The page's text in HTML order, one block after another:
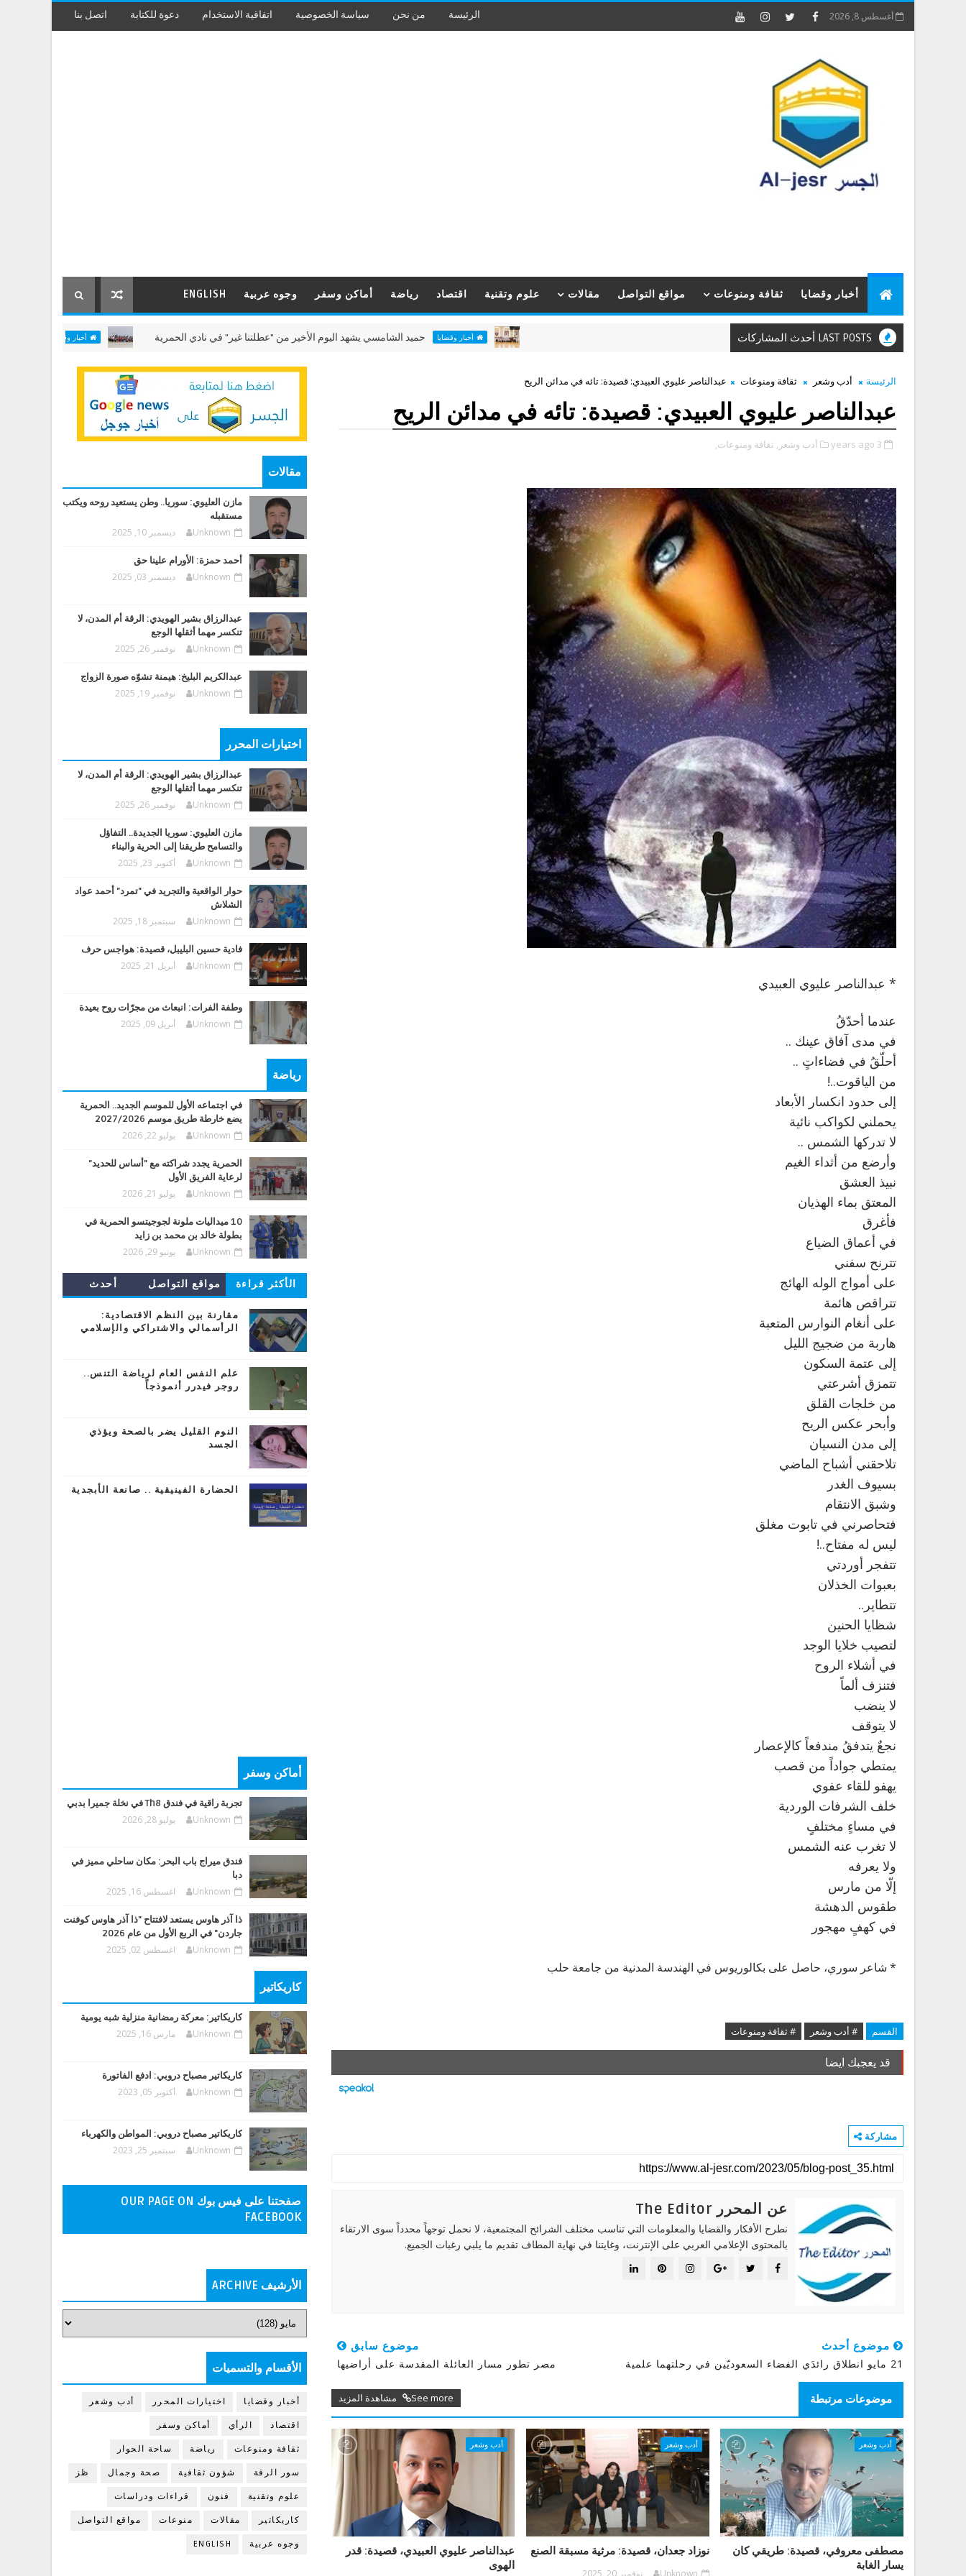
أغسطس 8, 2026 الرئيسة من نحن سياسة الخصوصية اتفاقية الاستخدام دعوة للكتابة اتصل بنا
أخبار وقضايا ثقافة ومنوعات مواقع التواصل مقالات علوم وتقنية اقتصاد رياضة أماكن وسفر وجوه عربية ENGLISH
LAST POSTS أحدث المشاركات أخبار وقضايا حميد الشامسي يشهد اليوم الأخير من "عطلتنا غير" في نادي الحمرية أخبار وقضايا مختبر "الألعاب
الرئيسة أدب وشعر ثقافة ومنوعات عبدالناصر عليوي العبيدي: قصيدة: تائه في مدائن الريح
عبدالناصر عليوي العبيدي: قصيدة: تائه في مدائن الريح
3 years ago أدب وشعر, ثقافة ومنوعات,
* عبدالناصر عليوي العبيدي
عندما أحدّقُ
في مدى آفاق عينك ..
أحلّقُ في فضاءاتٍ ..
من الياقوت..!
إلى حدود انكسار الأبعاد
يحملني لكواكب نائية
لا تدركها الشمس ..
وأرضع من أثداء الغيم
نبيذ العشق
المعتق بماء الهذيان
فأغرق
في أعماق الضياع
تترنح سفني
على أمواج الوله الهائج
تتراقص هائمة
على أنغام النوارس المتعبة
هاربة من ضجيج الليل
إلى عتمة السكون
تتمزق أشرعتي
من خلجات القلق
وأبحر عكس الريح
إلى مدن النسيان
تلاحقني أشباح الماضي
بسيوف الغدر
وشبق الانتقام
فتحاصرني في تابوت مغلق
ليس له مفتاح..!
تتفجر أوردتي
بعبوات الخذلان
تتطاير..
شظايا الحنين
لتصيب خلايا الوجد
في أشلاء الروح
فتنزف ألماً
لا ينضب
لا يتوقف
نجعٌ يتدفقُ مندفعاً كالإعصار
يمتطي جواداً من قصب
يهفو للقاء عفوي
خلف الشرفات الوردية
في مساءٍ مختلفٍ
لا تغرب عنه الشمس
ولا يعرفه
إلّا من مارس
طقوس الدهشة
في كهفٍ مهجور
* شاعر سوري، حاصل على بكالوريوس في الهندسة المدنية من جامعة حلب
القسم # أدب وشعر # ثقافة ومنوعات
قد يعجبك ايضا
مشاركة
عن المحرر The Editor
نطرح الأفكار والقضايا والمعلومات التي تناسب مختلف الشرائح المجتمعية، لا نحمل توجهاً محدداً سوى الارتقاء
بالمحتوى الإعلامي العربي على الإنترنت، وغايتنا في نهاية المطاف تقديم ما يلبي رغبات الجميع.
موضوع أحدث
21 مايو انطلاق رائدَي الفضاء السعوديّين في رحلتهما علمية
موضوع سابق
مصر تطور مسار العائلة المقدسة على أراضيها
موضوعات مرتبطة See more مشاهدة المزيد
أدب وشعر
مصطفى معروفي، قصيدة: طريقي كان
يسار الغابة
أدب وشعر
نوزاد جعدان، قصيدة: مرثية مسبقة الصنع
Unknown نوفمبر 20, 2025
أدب وشعر
عبدالناصر عليوي العبيدي، قصيدة: قدر
الهوى
مقالات
مازن العليوي: سوريا.. وطن يستعيد روحه ويكتب
مستقبله
Unknown ديسمبر 10, 2025
أحمد حمزة: الأورام علينا حق
Unknown ديسمبر 03, 2025
عبدالرزاق بشير الهويدي: الرقة أم المدن، لا
تنكسر مهما أثقلها الوجع
Unknown نوفمبر 26, 2025
عبدالكريم البليخ: هيمنة تشوّه صورة الزواج
Unknown نوفمبر 19, 2025
اختيارات المحرر
عبدالرزاق بشير الهويدي: الرقة أم المدن، لا
تنكسر مهما أثقلها الوجع
Unknown نوفمبر 26, 2025
مازن العليوي: سوريا الجديدة.. التفاؤل
والتسامح طريقنا إلى الحرية والبناء
Unknown أكتوبر 23, 2025
حوار الواقعية والتجريد في "تمرد" أحمد عواد
الشلاش
Unknown سبتمبر 18, 2025
فادية حسين البليبل، قصيدة: هواجس حرف
Unknown أبريل 21, 2025
وطفة الفرات: انبعاث من مجرّات روح بعيدة
Unknown أبريل 09, 2025
رياضة
في اجتماعه الأول للموسم الجديد.. الحمرية
يضع خارطة طريق موسم 2027/2026
Unknown يوليو 22, 2026
الحمرية يجدد شراكته مع "أساس للحديد"
لرعاية الفريق الأول
Unknown يوليو 21, 2026
10 ميداليات ملونة لجوجيتسو الحمرية في
بطولة خالد بن محمد بن زايد
Unknown يونيو 29, 2026
الأكثر قراءة مواقع التواصل
أحدث
مقارنة بين النظم الاقتصادية:
الرأسمالي والاشتراكي والإسلامي
علم النفس العام لرياضة التنس..
روجر فيدرر أنموذجاً
النوم القليل يضر بالصحة ويؤذي
الجسد
الحضارة الفينيقية .. صانعة الأبجدية
أماكن وسفر
تجربة راقية في فندق Th8 في نخلة جميرا بدبي
Unknown يوليو 28, 2026
فندق ميراج باب البحر: مكان ساحلي مميز في
دبا
Unknown اغسطس 16, 2025
ذا آذر هاوس يستعد لافتتاح "ذا آذر هاوس كوفنت
جاردن" في الربع الأول من عام 2026
Unknown اغسطس 02, 2025
كاريكاتير
كاريكاتير: معركة رمضانية منزلية شبه يومية
Unknown مارس 16, 2025
كاريكاتير مصباح دروبي: ادفع الفاتورة
Unknown أكتوبر 05, 2023
كاريكاتير مصباح دروبي: المواطن والكهرباء
Unknown سبتمبر 25, 2023
صفحتنا على فيس بوك OUR PAGE ON
FACEBOOK
الأرشيف ARCHIVE
الأقسام والتسميات
أخبار وقضايا اختيارات المحرر أدب وشعر
اقتصاد الرأي أماكن وسفر
ثقافة ومنوعات رياضة ساحة الحوار
سور الرقة شؤون ثقافية صحة وجمال ظز
علوم وتقنية فنون قراءات ودراسات
كاريكاتير مقالات منوعات مواقع التواصل
وجوه عربية ENGLISH